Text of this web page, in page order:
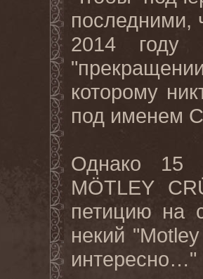
последними,
2014 году
"
которому
под именем
Однако 15
MÖTLEY
петицию на
некий
интересно…"